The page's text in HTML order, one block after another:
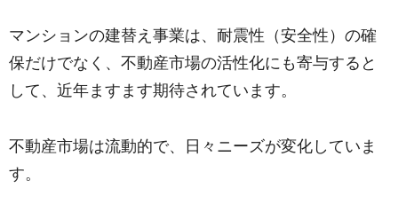
マンションの建替え事業は、耐震性（安全性）の確
保だけでなく、不動産市場の活性化にも寄与すると
して、近年ますます期待されています。
不動産市場は流動的で、日々ニーズが変化していま
す。